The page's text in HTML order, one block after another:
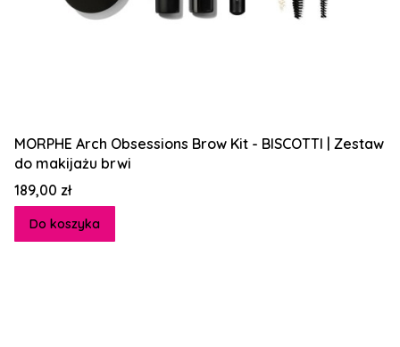
MORPHE Arch Obsessions Brow Kit - BISCOTTI | Zestaw
do makijażu brwi
Cena
189,00 zł
Do koszyka